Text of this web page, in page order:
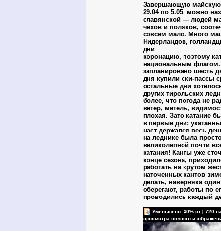
Завершающую майскую
29.04 по 5.05, можно
славянской — людей
чехов и поляков,
совсем мало. Много
Нидерландов,
дни
коронацию, поэтому
национальным
запланировано шесть
дня купили ски-пассы
остальные дни
других тирольских
более, что погода не
ветер, метель,
плохая. Зато катание
в первые дни:
наст держался весь
на леднике была просто
великолепной почти
катания! Канты уже
конце сезона,
работать на крутом
наточенных кантов
делать, наверняка
оберегают, работы по
проводились каждый
Уменьшено: 40% от [ 720
просмотра полного